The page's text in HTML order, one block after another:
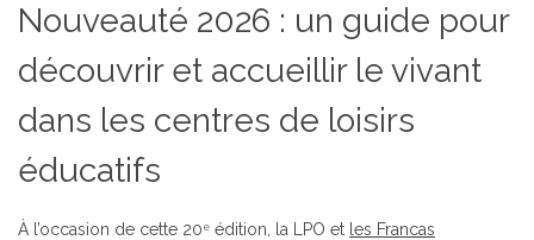
Nouveauté 2026 : un guide pour
découvrir et accueillir le vivant
dans les centres de loisirs
éducatifs
À l’occasion de cette 20 e édition, la LPO et les Francas